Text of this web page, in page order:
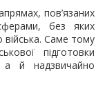
пов’язаних
без яких
Саме тому
підготовки
а й надзвичайно